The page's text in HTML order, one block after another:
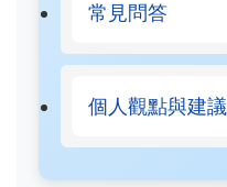
常見問答
個人觀點與建議